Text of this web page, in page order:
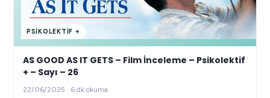
PSIKOLEKTIF +
AS GOOD AS IT GETS – Film İnceleme – Psikolektif
+ – Sayı – 26
22/06/2025 · 6 dk okuma